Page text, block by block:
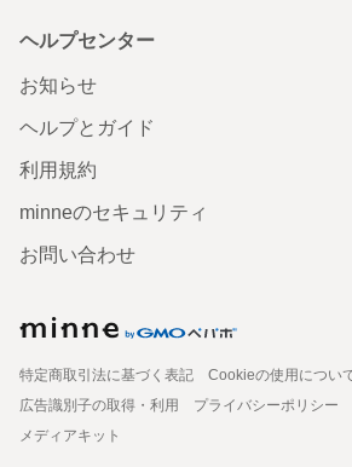
ヘルプセンター
お知らせ
ヘルプとガイド
利用規約
minneのセキュリティ
お問い合わせ
特定商取引法に基づく表記
Cookieの使用につい
広告識別子の取得・利用
プライバシーポリシー
メディアキット